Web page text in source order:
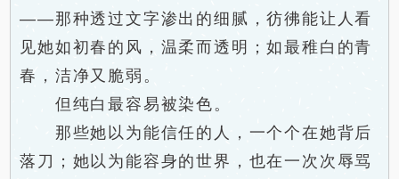
——那种透过文字渗出的细腻，彷彿能让人看
见她如初春的风，温柔而透明；如最稚白的青
春，洁净又脆弱。
但纯白最容易被染色。
那些她以为能信任的人，一个个在她背后
落刀；她以为能容身的世界，也在一次次辱骂